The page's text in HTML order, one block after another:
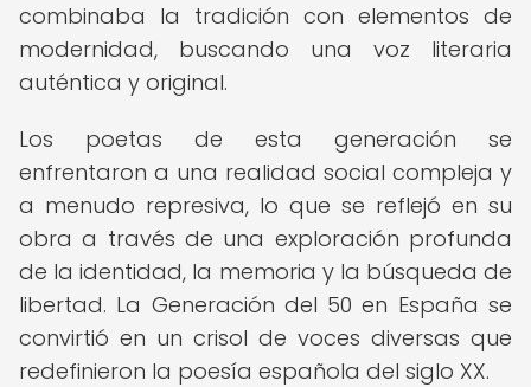
combinaba la tradición con elementos de
modernidad, buscando una voz literaria
auténtica y original.
Los poetas de esta generación se
enfrentaron a una realidad social compleja y
a menudo represiva, lo que se reflejó en su
obra a través de una exploración profunda
de la identidad, la memoria y la búsqueda de
libertad. La Generación del 50 en España se
convirtió en un crisol de voces diversas que
redefinieron la poesía española del siglo XX.